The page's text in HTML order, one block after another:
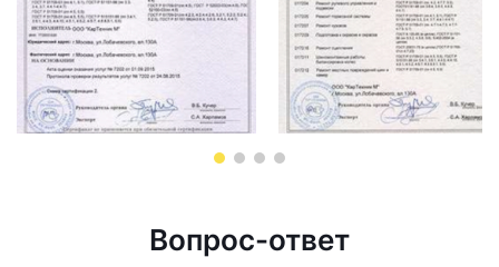
Вопрос-ответ